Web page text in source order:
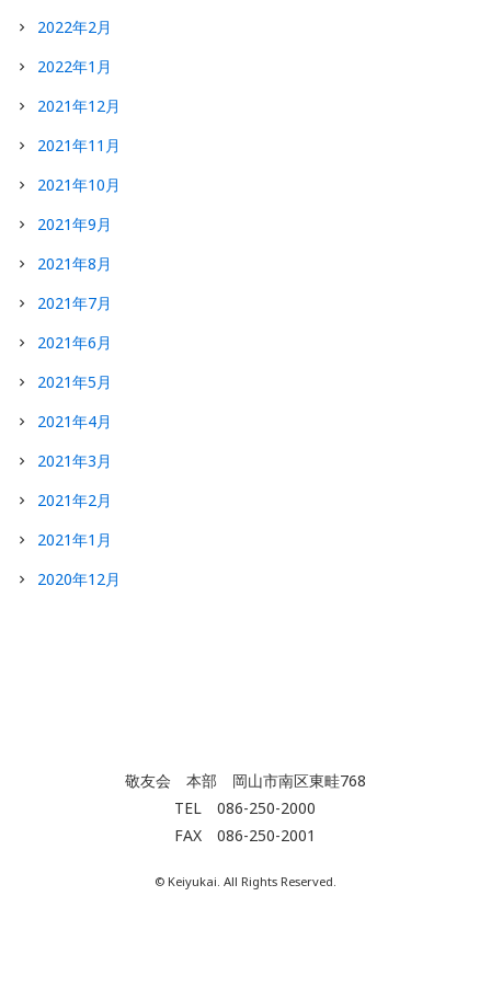
2022年2月
2022年1月
2021年12月
2021年11月
2021年10月
2021年9月
2021年8月
2021年7月
2021年6月
2021年5月
2021年4月
2021年3月
2021年2月
2021年1月
2020年12月
敬友会 本部 岡山市南区東畦768
TEL 086-250-2000
FAX 086-250-2001
© Keiyukai. All Rights Reserved.